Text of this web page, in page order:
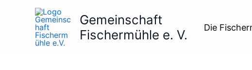
Gemeinschaft
Fischermühle e. V.
Die